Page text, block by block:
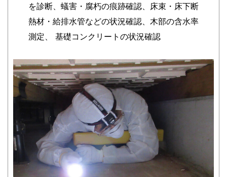
を診断、蟻害・腐朽の痕跡確認、床束・床下断
熱材・給排水管などの状況確認、木部の含水率
測定、 基礎コンクリートの状況確認